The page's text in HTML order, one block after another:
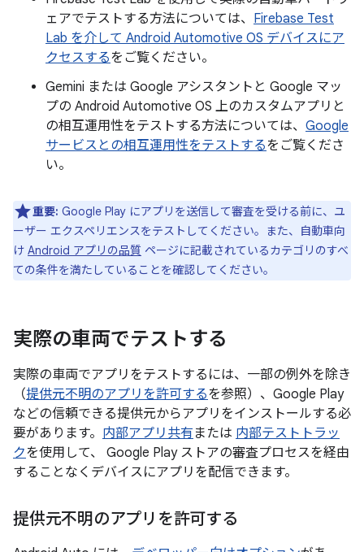
ェアでテストする方法については、 Firebase Test
Lab を介して Android Automotive OS デバイスにア
クセスするをご覧ください。
Gemini または Google アシスタントと Google マッ
プの Android Automotive OS 上のカスタムアプリと
の相互運用性をテストする方法については、 Google
サービスとの相互運用性をテストするをご覧くださ
い。
重要: Google Play にアプリを送信して審査を受ける前に、ユ
ーザー エクスペリエンスをテストしてください。また、自動車向
け Android アプリの品質 ページに記載されているカテゴリのすべ
ての条件を満たしていることを確認してください。
実際の車両でテストする
実際の車両でアプリをテストするには、一部の例外を除き
（提供元不明のアプリを許可するを参照）、Google Play
などの信頼できる提供元からアプリをインストールする必
要があります。 内部アプリ共有 または 内部テストトラッ
クを使用して、 Google Play ストアの審査プロセスを経由
することなくデバイスにアプリを配信できます。
提供元不明のアプリを許可する